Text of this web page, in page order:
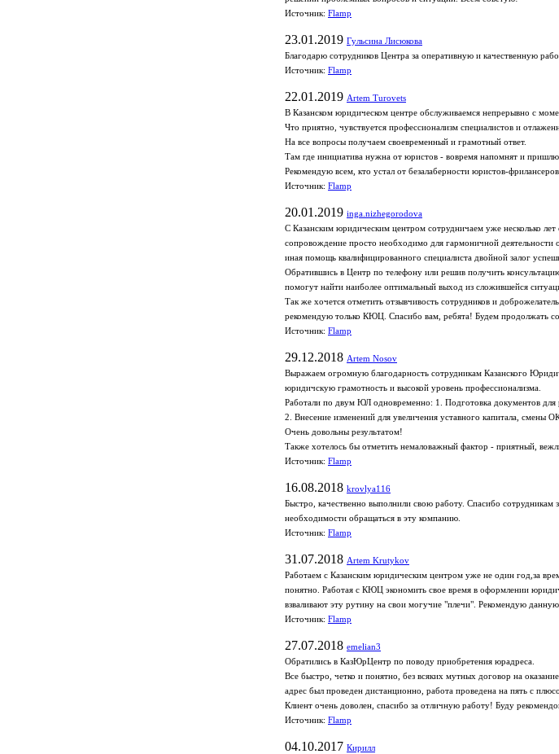
Источник: Flamp
23.01.2019 Гульсина Лисюкова
Благодарю сотрудников Центра за оперативную и качественную
Источник: Flamp
22.01.2019 Artem Turovets
В Казанском юридическом центре обслуживаемся непрерывно с
Что приятно, чувствуется профессионализм специалистов и
На все вопросы получаем своевременный и грамотный ответ.
Там где инициатива нужна от юристов - вовремя напомнят и
Рекомендую всем, кто устал от безалаберности юристов-фрилансеров.
Источник: Flamp
20.01.2019 inga.nizhegorodova
С Казанским юридическим центром сотрудничаем уже несколько
сопровождение просто необходимо для гармоничной деятельности
иная помощь квалифицированного специалиста двойной залог
Обратившись в Центр по телефону или решив получить
помогут найти наиболее оптимальный выход из сложившейся
Так же хочется отметить отзывчивость сотрудников и
рекомендую только КЮЦ. Спасибо вам, ребята! Будем продолжать
Источник: Flamp
29.12.2018 Artem Nosov
Выражаем огромную благодарность сотрудникам Казанского
юридичскую грамотность и высокой уровень профессионализма.
Работали по двум ЮЛ одновременно: 1. Подготовка документов для
2. Внесение изменений для увеличения уставного капитала, смены
Очень довольны результатом!
Также хотелось бы отметить немаловажный фактор - приятный,
Источник: Flamp
16.08.2018 krovlya116
Быстро, качественно выполнили свою работу. Спасибо
необходимости обращаться в эту компанию.
Источник: Flamp
31.07.2018 Artem Krutykov
Работаем с Казанским юридическим центром уже не один год,за
понятно. Работая с КЮЦ экономить свое время в оформлении
взваливают эту рутину на свои могучие "плечи". Рекомендую
Источник: Flamp
27.07.2018 emelian3
Обратились в КазЮрЦентр по поводу приобретения юрадреса.
Все быстро, четко и понятно, без всяких мутных договор на
адрес был проведен дистанционно, работа проведена на пять с
Клиент очень доволен, спасибо за отличную работу! Буду
Источник: Flamp
04.10.2017 Кирилл